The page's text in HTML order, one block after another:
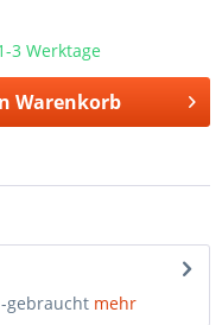
3 Werktage
Warenkorb
gebraucht mehr